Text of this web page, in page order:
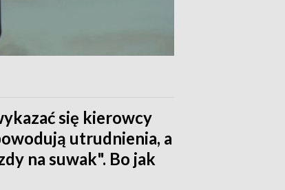
się kierowcy
utrudnienia, a
na suwak". Bo jak